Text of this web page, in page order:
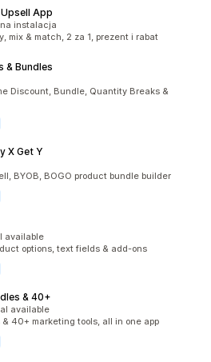
App
2967
instalacja
mix & match, 2 za 1, prezent i rabat
& Bundles
107
Discount, Bundle, Quantity Breaks &
X Get Y
145
BYOB, BOGO product bundle builder
2417
available
options, text fields & add-ons
& 40+
2800
available
40+ marketing tools, all in one app